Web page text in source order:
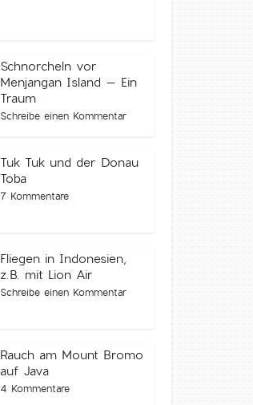
Schnorcheln vor
Menjangan Island – Ein
Traum
Schreibe einen Kommentar
Tuk Tuk und der Donau
Toba
7 Kommentare
Fliegen in Indonesien,
z.B. mit Lion Air
Schreibe einen Kommentar
Rauch am Mount Bromo
auf Java
4 Kommentare